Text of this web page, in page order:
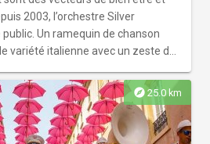
Samedi 1er août ouverture à 18h :
le groupe ELIXIR - Samedi 15
musicale avec le groupe
2003, l’orchestre Silver
Un ramequin de chanson
variété italienne avec un zeste de
pour leur passage aux Estivales
de tenir ses promesses. En cas
aura lieu à la salle du Casino à
explore 25.0 km